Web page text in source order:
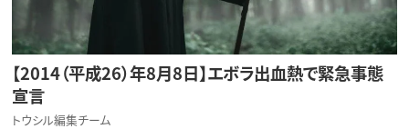
【2014（平成26）年8月8日】エボラ出血熱で緊急事態
宣言
トウシル編集チーム